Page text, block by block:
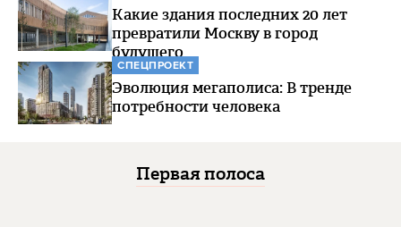
Какие здания последних 20 лет
превратили Москву в город
будущего
СПЕЦПРОЕКТ
Эволюция мегаполиса: В тренде
потребности человека
Первая полоса